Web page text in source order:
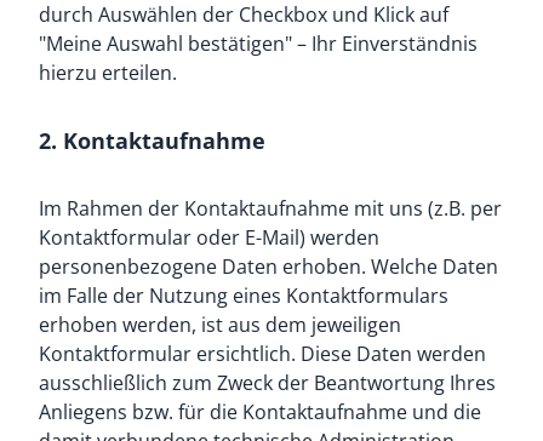
durch Auswählen der Checkbox und Klick auf
"Meine Auswahl bestätigen" – Ihr Einverständnis
hierzu erteilen.
2. Kontaktaufnahme
Im Rahmen der Kontaktaufnahme mit uns (z.B. per
Kontaktformular oder E-Mail) werden
personenbezogene Daten erhoben. Welche Daten
im Falle der Nutzung eines Kontaktformulars
erhoben werden, ist aus dem jeweiligen
Kontaktformular ersichtlich. Diese Daten werden
ausschließlich zum Zweck der Beantwortung Ihres
Anliegens bzw. für die Kontaktaufnahme und die